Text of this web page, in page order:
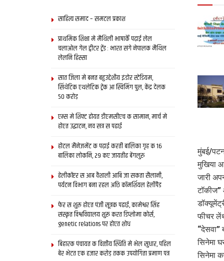
मुंबई/
मुखिया
जारी
टॉकीज”
फीचर
“देसवा”
सिनेमा
सिनेमा
साहित्य समाद – समटल प्रकाश
प्राथमिक शि‍क्षा मे मैथि‍ली भाषाकेँ पढ़ाई लेल
चलाओल गेल ट्वीटर ट्रेंड : भारत संगे नेपालक मैथिल
लेलनि हिस्सा
सात जिला मे बनत बहुउद्देशीय इंडोर स्‍टेडि‍यम,
सिंथेटिक एथलेटिक ट्रेक आ स्विमिंग पुल, केंद्र देलक
50 करोड़
एम्स मे शिफ्ट होयत डीएमसीएच क सामान, मार्च मे
होएत उद्घाटन, नव सत्र स पढाई
होटल मैनेजमेंट क पढ़ाई करती बालिका गृह क 16
बालिका लोकनि, 29 कए जायतीह बेंगलुरु
हेलीकॉप्टर स आब वैशाली आबि जा सकता सैलानी,
पर्यटन विभाग बना रहल अछि कॉमर्शियल हेलीपैड
फेर स शुरू होएत पंजी सूत्रक पढाई, कामेश्वर सिंह
संस्कृत विश्वविद्यालय शुरू करत डिप्लोमा कोर्स,
genetic relations पर होएत शोध
बिहारक पंचायत क वित्‍तीय स्थिति मे भेल सुधार, पहिल
बेर भेटत एक हजार करोड़ तकक उपयोगिता प्रमाण पत्र